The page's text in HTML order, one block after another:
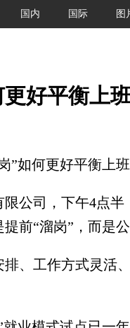
国内 国际 图
好平衡上
如何更好平衡上班
司，下午4点半
前“溜岗”，而是
工作方式灵活、